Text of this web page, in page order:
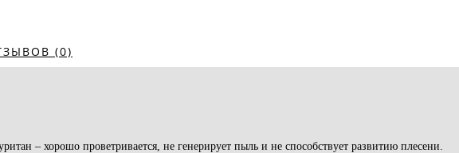
(0)
– хорошо проветривается, не генерирует пыль и не способствует развитию плесени.